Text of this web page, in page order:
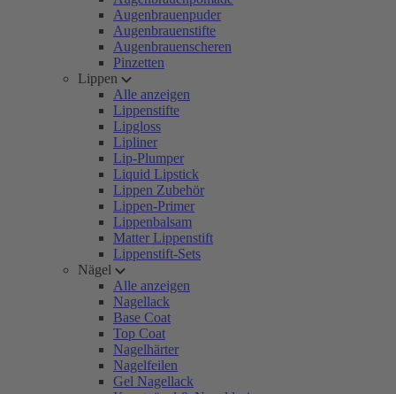
Augenbrauenpuder
Augenbrauenstifte
Augenbrauenscheren
Pinzetten
Lippen
Alle anzeigen
Lippenstifte
Lipgloss
Lipliner
Lip-Plumper
Liquid Lipstick
Lippen Zubehör
Lippen-Primer
Lippenbalsam
Matter Lippenstift
Lippenstift-Sets
Nägel
Alle anzeigen
Nagellack
Base Coat
Top Coat
Nagelhärter
Nagelfeilen
Gel Nagellack